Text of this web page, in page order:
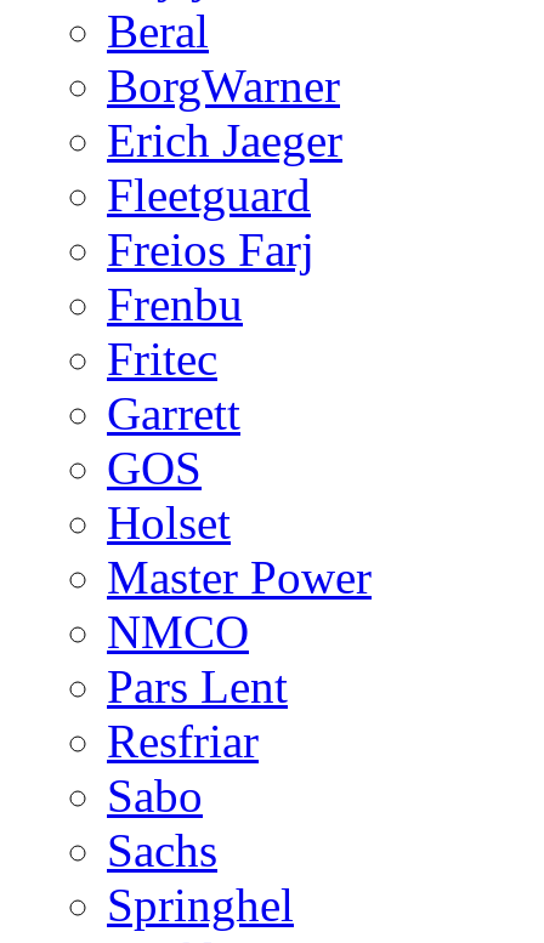
Beral
BorgWarner
Erich Jaeger
Fleetguard
Freios Farj
Frenbu
Fritec
Garrett
GOS
Holset
Master Power
NMCO
Pars Lent
Resfriar
Sabo
Sachs
Springhel